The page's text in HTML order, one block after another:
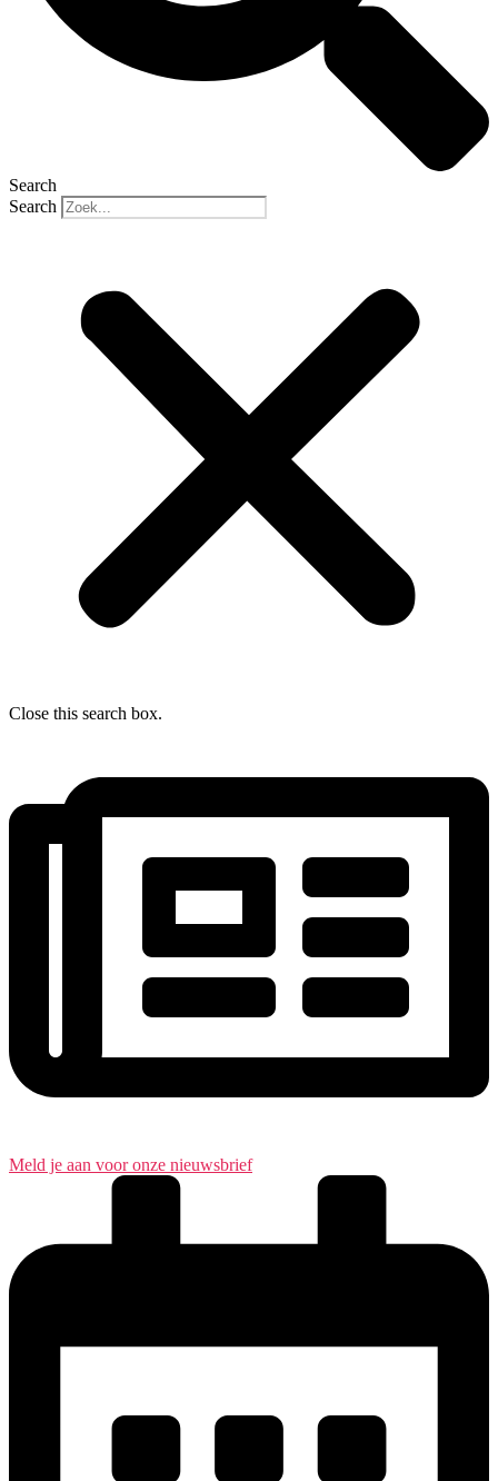
Search
Search
Close this search box.
Meld je aan voor onze nieuwsbrief